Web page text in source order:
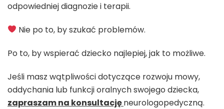
odpowiedniej diagnozie i terapii.
Nie po to, by szukać problemów.
Po to, by wspierać dziecko najlepiej, jak to możliwe.
Jeśli masz wątpliwości dotyczące rozwoju mowy,
oddychania lub funkcji oralnych swojego dziecka,
zapraszam na konsultacjęneurologopedyczną.